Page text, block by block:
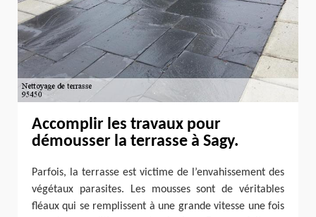
Accomplir les travaux pour
démousser la terrasse à Sagy.
Parfois, la terrasse est victime de l’envahissement des
végétaux parasites. Les mousses sont de véritables
fléaux qui se remplissent à une grande vitesse une fois